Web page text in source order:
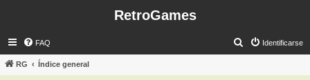
RetroGames
FAQ Identificarse
s
RG Índice general